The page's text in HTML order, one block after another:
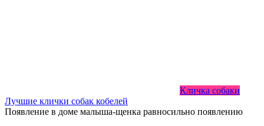
Кличка собаки
Лучшие клички собак кобелей
Появление в доме малыша-щенка равносильно появлению